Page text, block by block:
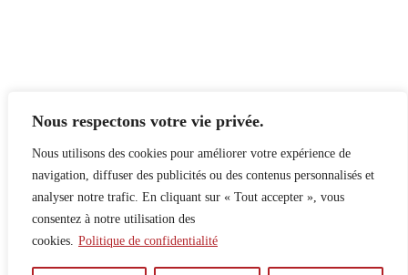
Nous respectons votre vie privée.
Nous utilisons des cookies pour améliorer votre expérience de
navigation, diffuser des publicités ou des contenus personnalisés et
analyser notre trafic. En cliquant sur « Tout accepter », vous
consentez à notre utilisation des
cookies. Politique de confidentialité